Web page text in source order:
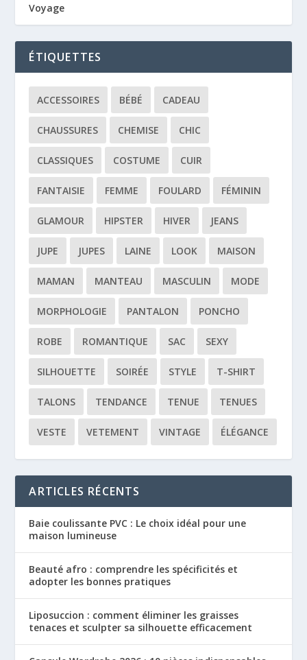
Voyage
ÉTIQUETTES
ACCESSOIRES BÉBÉ CADEAU
CHAUSSURES CHEMISE CHIC
CLASSIQUES COSTUME CUIR
FANTAISIE FEMME FOULARD FÉMININ
GLAMOUR HIPSTER HIVER JEANS
JUPE JUPES LAINE LOOK MAISON
MAMAN MANTEAU MASCULIN MODE
MORPHOLOGIE PANTALON PONCHO
ROBE ROMANTIQUE SAC SEXY
SILHOUETTE SOIRÉE STYLE T-SHIRT
TALONS TENDANCE TENUE TENUES
VESTE VETEMENT VINTAGE ÉLÉGANCE
ARTICLES RÉCENTS
Baie coulissante PVC : Le choix idéal pour une
maison lumineuse
Beauté afro : comprendre les spécificités et
adopter les bonnes pratiques
Liposuccion : comment éliminer les graisses
tenaces et sculpter sa silhouette efficacement